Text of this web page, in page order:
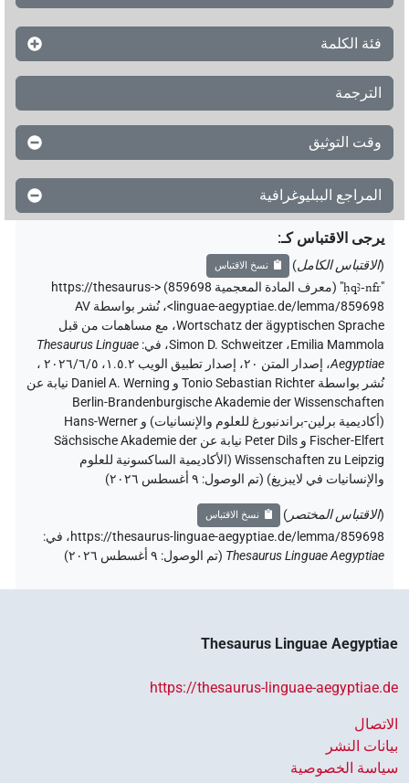
فئة الكلمة
الترجمة
وقت التوثيق
المراجع الببليوغرافية
يرجى الاقتباس كـ:
(الاقتباس الكامل) نسخ الاقتباس
"
ḥqꜣ-nfr
"
(معرف المادة المعجمية 859698) <https://thesaurus-
linguae-aegyptiae.de/lemma/859698>
،
نُشر بواسطة AV
Wortschatz der ägyptischen Sprache، مع مساهمات من قبل
Emilia Mammola، Simon D. Schweitzer، في:
Thesaurus Linguae
Aegyptiae،
إصدار المتن ٢٠، إصدار تطبيق الويب ۱.٥.٢، ٢٠٢٦/٦/٥ ،
نُشر بواسطة Tonio Sebastian Richter و Daniel A. Werning نيابة عن
Berlin-Brandenburgische Akademie der Wissenschaften
(أكاديمية برلين-براندنبورغ للعلوم والإنسانيات) و Hans-Werner
Fischer-Elfert و Peter Dils نيابة عن Sächsische Akademie der
Wissenschaften zu Leipzig (الأكاديمية الساكسونية للعلوم
والإنسانيات في لايبزيغ) (تم الوصول: ٩ أغسطس ٢٠٢٦ )
(الاقتباس المختصر ) نسخ الاقتباس
https://thesaurus-linguae-aegyptiae.de/lemma/859698، في:
Thesaurus Linguae Aegyptiae
(تم الوصول: ٩ أغسطس ٢٠٢٦ )
Thesaurus Linguae Aegyptiae
https://thesaurus-linguae-aegyptiae.de
الاتصال
بيانات النشر
سياسة الخصوصية